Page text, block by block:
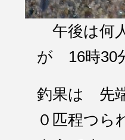
午後は何
が 16時30
釣果は 先
０匹程つ